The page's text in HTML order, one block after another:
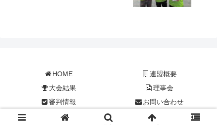
HOME
連盟概要
大会結果
理事会
審判情報
お問い合わせ
© 2019 神奈川県ペタンク・ブール連盟.